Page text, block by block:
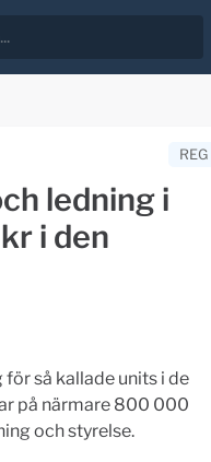
REG
ledning i
i den
för så kallade units i de
på närmare 800 000
och styrelse.